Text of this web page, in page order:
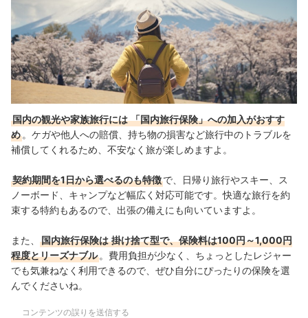
国内の観光や家族旅行には 「国内旅行保険」への加入がおすす
め 。ケガや他人への賠償、持ち物の損害など旅行中のトラブルを
補償してくれるため、不安なく旅が楽しめますよ。
契約期間を1日から選べるのも特徴で、日帰り旅行やスキー、ス
ノーボード、キャンプなど幅広く対応可能です。快適な旅行を約
束する特約もあるので、出張の備えにも向いていますよ。
また、 国内旅行保険は 掛け捨て型で、保険料は100円～1,000円
程度とリーズナブル 。費用負担が少なく、ちょっとしたレジャー
でも気兼ねなく利用できるので、ぜひ自分にぴったりの保険を選
んでくださいね。
コンテンツの誤りを送信する